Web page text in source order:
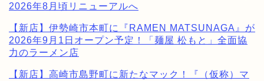
2026年8月頃リニューアルへ
【新店】伊勢崎市本町に『RAMEN MATSUNAGA』が
2026年9月1日オープン予定！「麺屋 松もと」全面協
力のラーメン店
【新店】高崎市島野町に新たなマック！『（仮称）マ